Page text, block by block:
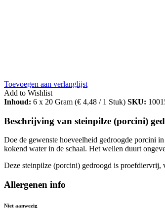
Toevoegen aan verlanglijst
Add to Wishlist
Inhoud: 6 x 20 Gram (€ 4,48 / 1 Stuk) SKU:
Beschrijving van steinpilze (porcini)
Doe de gewenste hoeveelheid gedroogde porcini
kokend water in de schaal. Het wellen duurt
Deze steinpilze (porcini) gedroogd is proefdiervrij,
Allergenen info
Niet aanwezig